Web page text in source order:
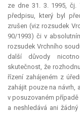
ze dne 31. 3. 1995, čj.
předpisu, který byl
zrušen (viz rozsudek
90/1993) či v
rozsudek Vrchního
další důvody
skutečnost, že
řízení zahájeném z
zahájit pouze na návrh,
v posuzovaném
a neshledává ani